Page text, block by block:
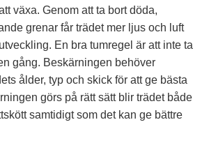
växa. Genom att ta bort döda,
grenar får trädet mer ljus och luft
En bra tumregel är att inte ta
gång. Beskärningen behöver
ålder, typ och skick för att ge bästa
görs på rätt sätt blir trädet både
samtidigt som det kan ge bättre